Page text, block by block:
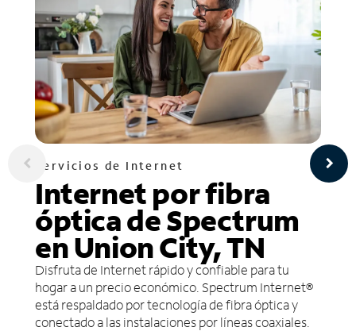
Servicios de Internet
Internet por fibra
óptica de Spectrum
en Union City, TN
Disfruta de Internet rápido y confiable para tu
hogar a un precio económico. Spectrum Internet®
está respaldado por tecnología de fibra óptica y
conectado a las instalaciones por líneas coaxiales.